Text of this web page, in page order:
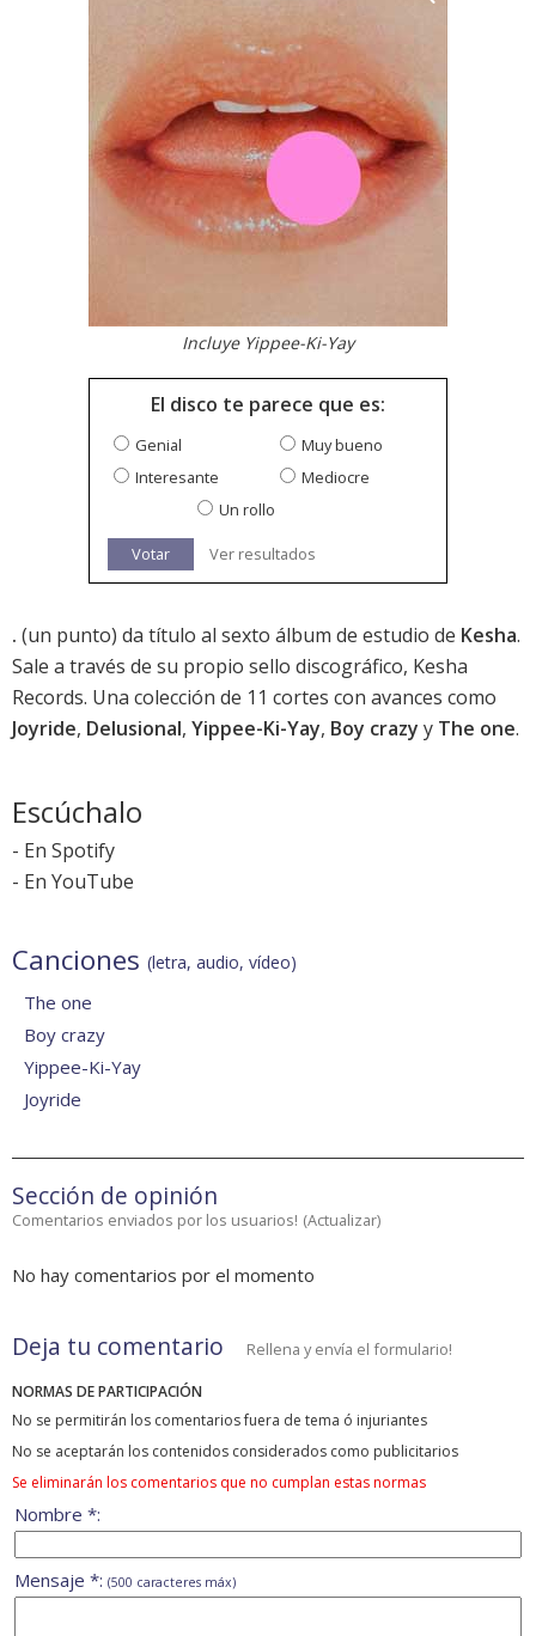
Incluye Yippee-Ki-Yay
El disco te parece que es:
Genial
Muy bueno
Interesante
Mediocre
Un rollo
Votar Ver resultados
. (un punto) da título al sexto álbum de estudio de Kesha.
Sale a través de su propio sello discográfico, Kesha
Records. Una colección de 11 cortes con avances como
Joyride, Delusional, Yippee-Ki-Yay, Boy crazy y The one.
Escúchalo
- En Spotify
- En YouTube
Canciones (letra, audio, vídeo)
The one
Boy crazy
Yippee-Ki-Yay
Joyride
Sección de opinión
Comentarios enviados por los usuarios! (Actualizar)
No hay comentarios por el momento
Deja tu comentario Rellena y envía el formulario!
NORMAS DE PARTICIPACIÓN
No se permitirán los comentarios fuera de tema ó injuriantes
No se aceptarán los contenidos considerados como publicitarios
Se eliminarán los comentarios que no cumplan estas normas
Nombre *:
Mensaje *: (500 caracteres máx)